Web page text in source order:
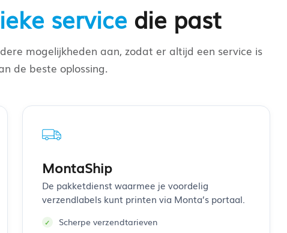
service die past
mogelijkheden aan, zodat er altijd een service is
de beste oplossing.
MontaShip
De pakketdienst waarmee je voordelig
verzendlabels kunt printen via Monta’s portaal.
Scherpe verzendtarieven